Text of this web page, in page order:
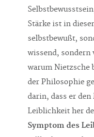
Stärke ist in
selbstbewußt,
wissend, sondern
warum Nietzsche
der Philosophie
darin, dass er
Leiblichkeit her
Symptom des